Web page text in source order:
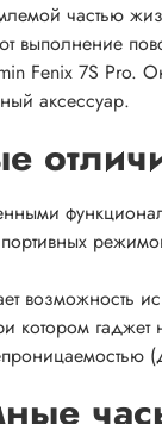
частью
выполнение
Fenix 7S Pro.
аксессуар.
возможность
котором